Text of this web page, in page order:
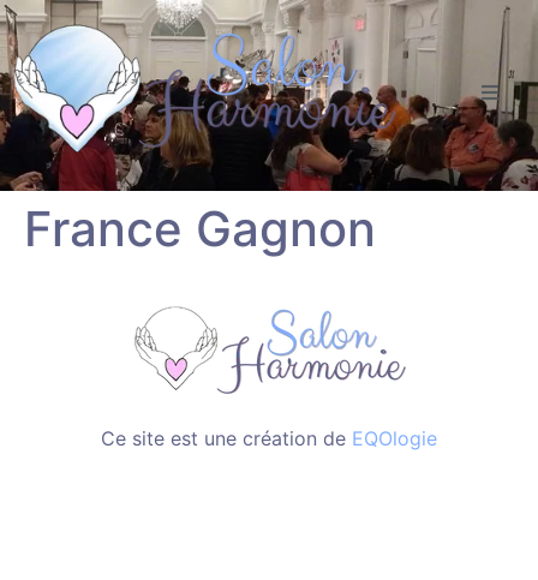
France Gagnon
Ce site est une création de EQOlogie